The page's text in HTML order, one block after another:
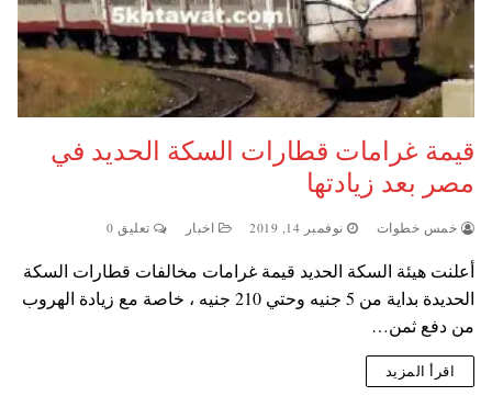
قيمة غرامات قطارات السكة الحديد في
مصر بعد زيادتها
خمس خطوات نوفمبر 14, 2019 اخبار تعليق 0
أعلنت هيئة السكة الحديد قيمة غرامات مخالفات قطارات السكة
الحديدة بداية من 5 جنيه وحتي 210 جنيه ، خاصة مع زيادة الهروب
من دفع ثمن…
اقرأ المزيد